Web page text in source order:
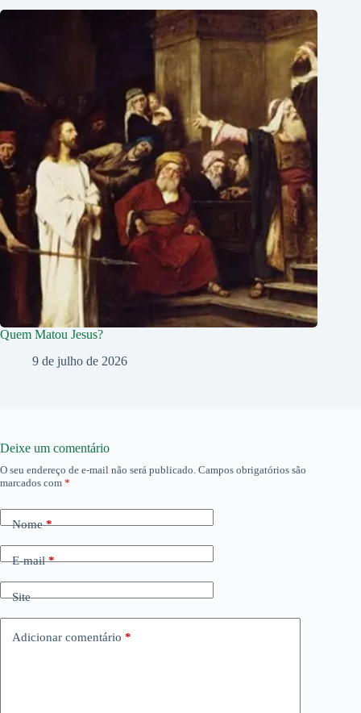
Quem Matou Jesus?
9 de julho de 2026
Deixe um comentário
O seu endereço de e-mail não será publicado. Campos obrigatórios são
marcados com *
Nome*
E-mail*
Site
Adicionar comentário *